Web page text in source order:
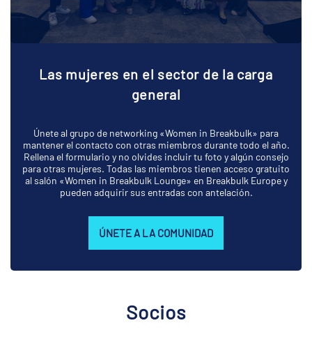
Las mujeres en el sector de la carga
general
Únete al grupo de networking «Women in Breakbulk» para
mantener el contacto con otras miembros durante todo el año.
Rellena el formulario y no olvides incluir tu foto y algún consejo
para otras mujeres. Todas las miembros tienen acceso gratuito
al salón «Women in Breakbulk Lounge» en Breakbulk Europe y
pueden adquirir sus entradas con antelación.
ÚNETE A LA COMUNIDAD
Socios